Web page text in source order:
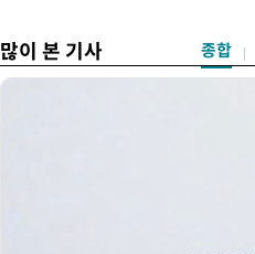
많이 본 기사 종합